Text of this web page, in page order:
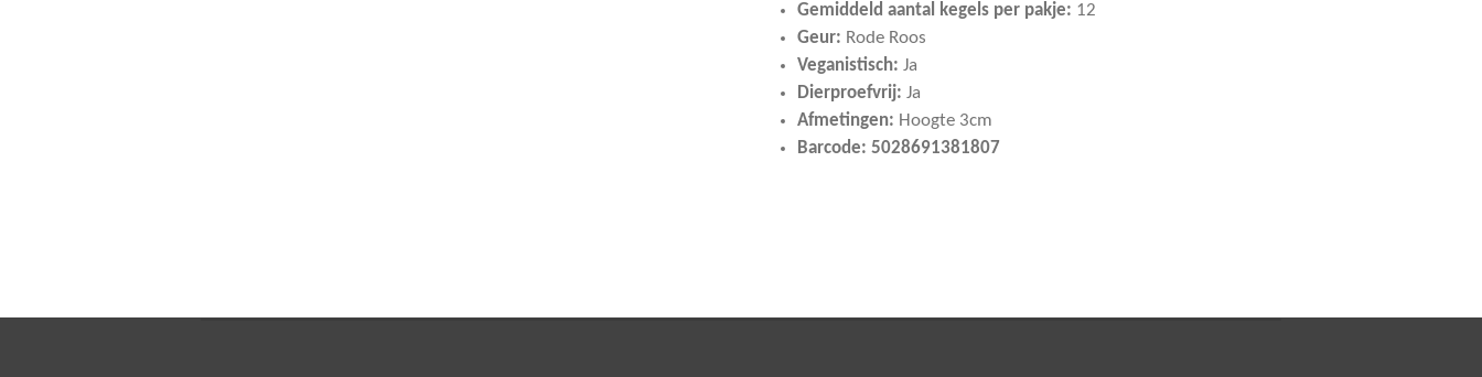
Gemiddeld aantal kegels per pakje: 12
Geur: Rode Roos
Veganistisch: Ja
Dierproefvrij: Ja
Afmetingen: Hoogte 3cm
Barcode: 5028691381807